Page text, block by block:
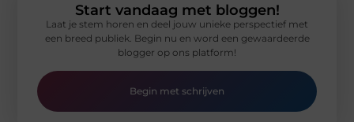
Start vandaag met bloggen!
Laat je stem horen en deel jouw unieke perspectief met
een breed publiek. Begin nu en word een gewaardeerde
blogger op ons platform!
Begin met schrijven